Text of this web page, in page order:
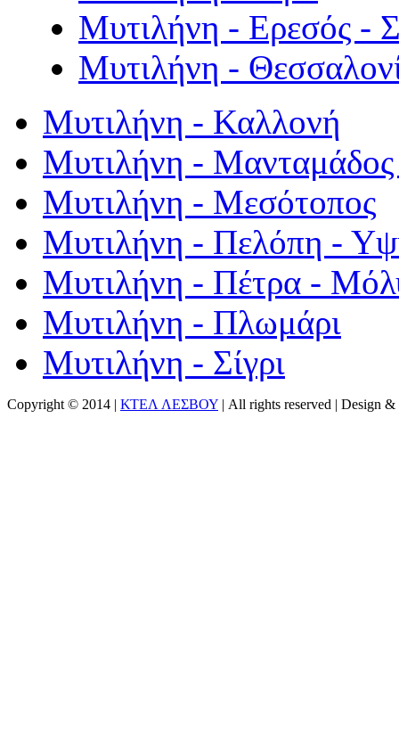
Μυτιλήνη - Ερεσός -
Μυτιλήνη -
Μυτιλήνη - Καλλονή
Μυτιλήνη - Μανταμάδος
Μυτιλήνη - Μεσότοπος
Μυτιλήνη - Πελόπη -
Μυτιλήνη - Πέτρα -
Μυτιλήνη - Πλωμάρι
Μυτιλήνη - Σίγρι
Copyright © 2014 | ΚΤΕΛ ΛΕΣΒΟΥ | All rights reserved | Design &